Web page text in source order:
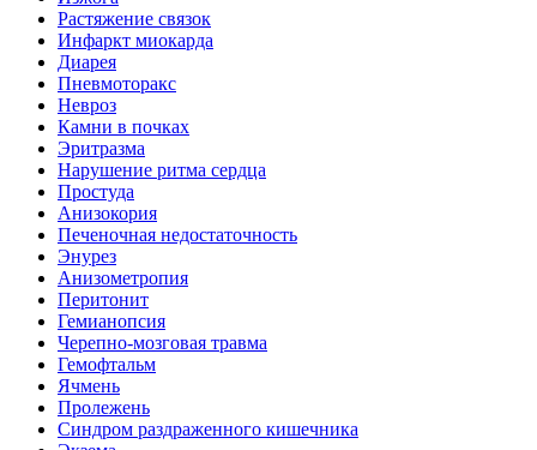
Растяжение связок
Инфаркт миокарда
Диарея
Пневмоторакс
Невроз
Камни в почках
Эритразма
Нарушение ритма сердца
Простуда
Анизокория
Печеночная недостаточность
Энурез
Анизометропия
Перитонит
Гемианопсия
Черепно-мозговая травма
Гемофтальм
Ячмень
Пролежень
Синдром раздраженного кишечника